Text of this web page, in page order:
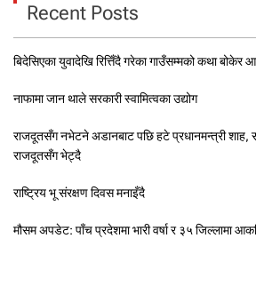
Recent Posts
बिदेसिएका युवादेखि रित्तिँदै गरेका गाउँसम्मको कथा बोकेर
नाफामा जान थाले सरकारी स्वामित्वका उद्योग
राजदूतसँग नभेटने अडानबाट पछि हटे प्रधानमन्त्री शाह,
राजदूतसँग भेट्दै
राष्ट्रिय भू संरक्षण दिवस मनाइँदै
मौसम अपडेट: पाँच प्रदेशमा भारी वर्षा र ३५ जिल्लामा